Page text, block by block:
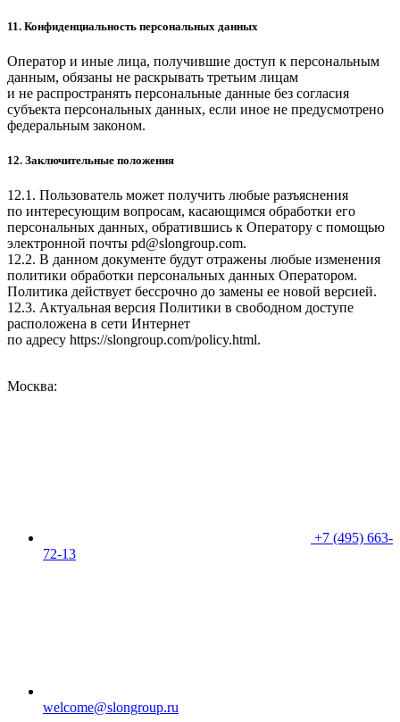
11. Конфиденциальность персональных данных
Оператор и иные лица, получившие доступ к персональным
данным, обязаны не раскрывать третьим лицам
и не распространять персональные данные без согласия
субъекта персональных данных, если иное не предусмотрено
федеральным законом.
12. Заключительные положения
12.1. Пользователь может получить любые разъяснения
по интересующим вопросам, касающимся обработки его
персональных данных, обратившись к Оператору с помощью
электронной почты pd@slongroup.com.
12.2. В данном документе будут отражены любые изменения
политики обработки персональных данных Оператором.
Политика действует бессрочно до замены ее новой версией.
12.3. Актуальная версия Политики в свободном доступе
расположена в сети Интернет
по адресу https://slongroup.com/policy.html.
Москва:
+7 (495) 663-
72-13
welcome@slongroup.ru